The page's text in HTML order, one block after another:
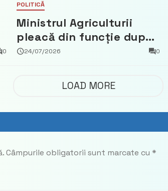
0
POLITICĂ
Ministrul Agriculturii
pleacă din funcție după
ce a negat că a făcut
Democrat
24/07/2026 0
LOAD MORE
Câmpurile obligatorii sunt marcate cu *